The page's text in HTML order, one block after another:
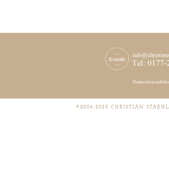
©2006-2025 CHRISTIAN